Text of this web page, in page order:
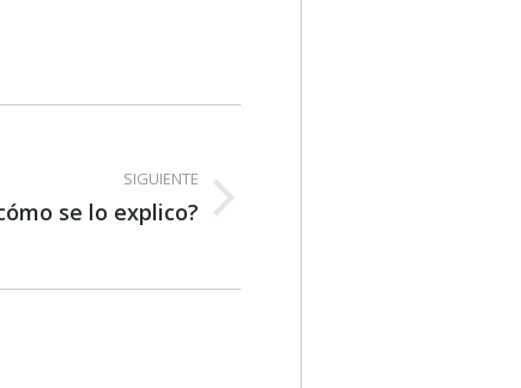
SIGUIENTE
se lo explico?